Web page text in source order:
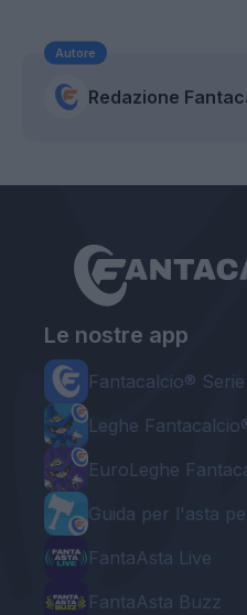
Autore
Redazione
Le nostre app
Fantacalcio®
Leghe
EuroLeghe
Guida per l'asta
FantaAsta Live
FantaAsta Buzz